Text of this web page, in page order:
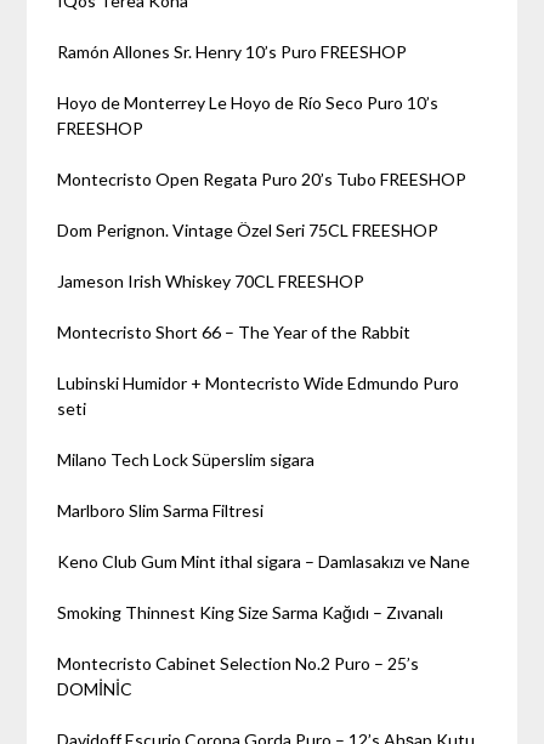
Ramón Allones Sr. Henry 10’s Puro FREESHOP
Hoyo de Monterrey Le Hoyo de Río Seco Puro 10’s
FREESHOP
Montecristo Open Regata Puro 20’s Tubo FREESHOP
Dom Perignon. Vintage Özel Seri 75CL FREESHOP
Jameson Irish Whiskey 70CL FREESHOP
Montecristo Short 66 – The Year of the Rabbit
Lubinski Humidor + Montecristo Wide Edmundo Puro
seti
Milano Tech Lock Süperslim sigara
Marlboro Slim Sarma Filtresi
Keno Club Gum Mint ithal sigara – Damlasakızı ve Nane
Smoking Thinnest King Size Sarma Kağıdı – Zıvanalı
Montecristo Cabinet Selection No.2 Puro – 25’s
DOMİNİC
Davidoff Escurio Corona Gorda Puro – 12’s Ahşap Kutu